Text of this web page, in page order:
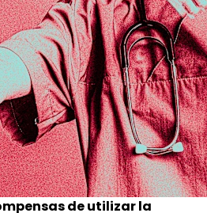
de utilizar la